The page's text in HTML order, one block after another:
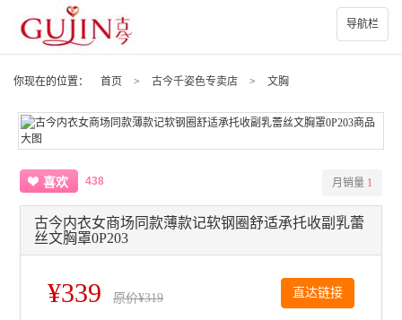
导航栏
你现在的位置： 首页 > 古今千姿色专卖店 > 文胸
喜欢 438 月销量 1
古今内衣女商场同款薄款记软钢圈舒适承托收副乳蕾
丝文胸罩0P203
¥339 原价¥319 直达链接